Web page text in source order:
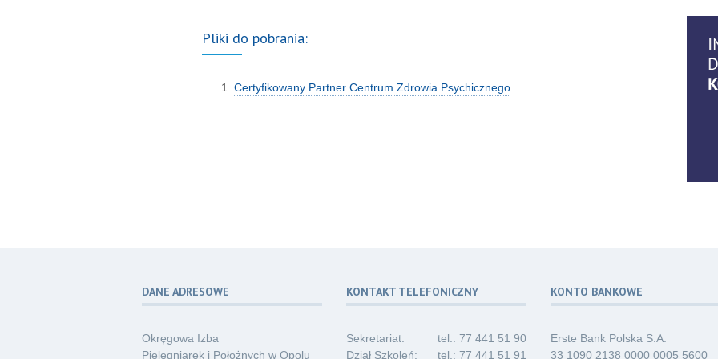
Pliki do pobrania:
Certyfikowany Partner Centrum Zdrowia Psychicznego
06
DANE ADRESOWE
Okręgowa Izba
Pielęgniarek i Położnych w Opolu
KONTAKT TELEFONICZNY
Sekretariat:
tel.: 77 441 51 90
Dział Szkoleń:
tel.: 77 441 51 91
KONTO BANKOWE
Erste Bank Polska S.A.
33 1090 2138 0000 0005 5600